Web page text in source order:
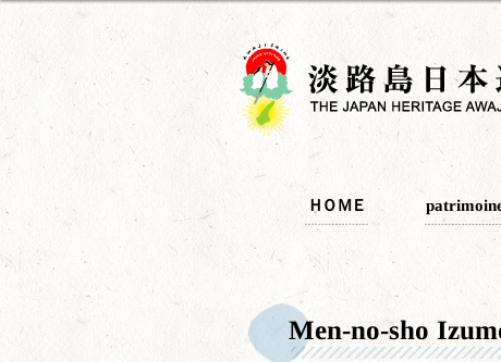
ＨＯＭＥ
Men-no-sho